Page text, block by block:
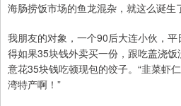
海肠捞饭市场的鱼龙混杂，就这么诞生
我朋友的对象，一个90后大连小伙，
得如果35块钱外卖买一份，跟吃盖浇
意花35块钱吃顿现包的饺子。“韭菜虾
湾特产啊！”